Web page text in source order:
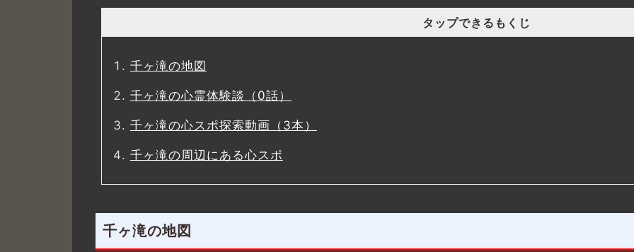
タップできるもくじ
千ヶ滝の地図
千ヶ滝の心霊体験談（0話）
千ヶ滝の心スポ探索動画（3本）
千ヶ滝の周辺にある心スポ
千ヶ滝の地図